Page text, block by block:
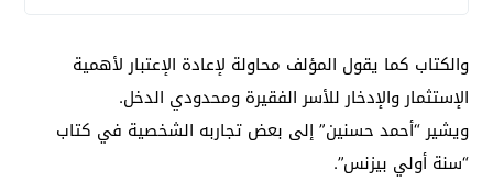
والكتاب كما يقول المؤلف محاولة لإعادة الإعتبار لأهمية
الإستثمار والإدخار للأسر الفقيرة ومحدودي الدخل.
ويشير “أحمد حسنين” إلى بعض تجاربه الشخصية في كتاب
“سنة أولي بيزنس”.